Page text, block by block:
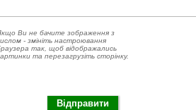
Ви не бачите зображення з
- змініть настроювання
так, щоб відображались
та перезагрузіть сторінку.